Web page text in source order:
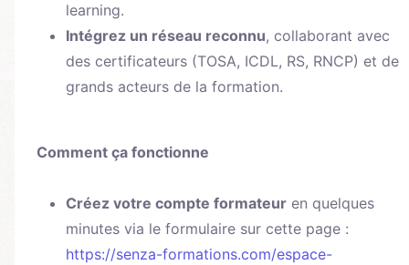
learning.
Intégrez un réseau reconnu, collaborant avec
des certificateurs (TOSA, ICDL, RS, RNCP) et de
grands acteurs de la formation.
Comment ça fonctionne
Créez votre compte formateur en quelques
minutes via le formulaire sur cette page :
https://senza-formations.com/espace-